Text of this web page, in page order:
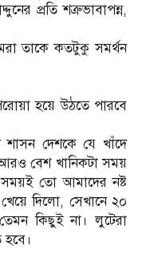
প্রতি শত্রুভাবাপন্ন,
তাকে কতটুকু সমর্থন
হয়ে উঠতে পারবে
শাসন দেশকে যে খাঁদে
বেশ খানিকটা সময়
তো আমাদের নষ্ট
দিলো, সেখানে ২০
কিছুই না। লুটেরা